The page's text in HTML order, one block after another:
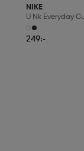
NIKE
U Nk Everyday
6pr-Bd
249:-